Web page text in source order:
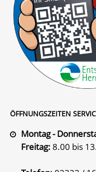
ÖFFNUNGSZEITEN
Montag -
Freitag: 8.00 bis